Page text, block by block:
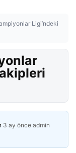
Ligi’ndeki
3 ay önce admin